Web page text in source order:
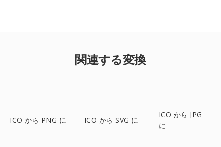
関連する変換
ICO から PNG に ICO から SVG に
ICO から JPG
に